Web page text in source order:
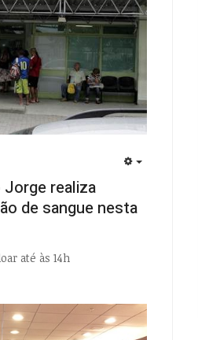
realiza
de sangue nesta
até às 14h